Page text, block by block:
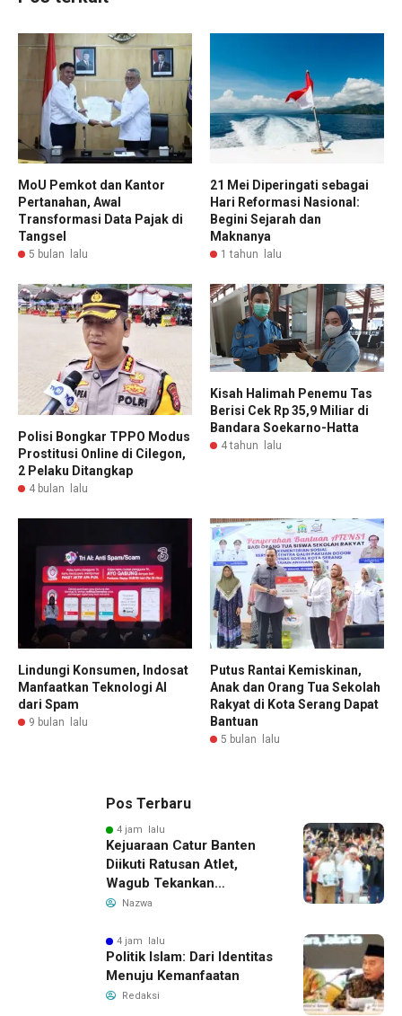
MoU Pemkot dan Kantor
Pertanahan, Awal
Transformasi Data Pajak di
Tangsel
5 bulan lalu
21 Mei Diperingati sebagai
Hari Reformasi Nasional:
Begini Sejarah dan
Maknanya
1 tahun lalu
Polisi Bongkar TPPO Modus
Prostitusi Online di Cilegon,
2 Pelaku Ditangkap
4 bulan lalu
Kisah Halimah Penemu Tas
Berisi Cek Rp 35,9 Miliar di
Bandara Soekarno-Hatta
4 tahun lalu
Lindungi Konsumen, Indosat
Manfaatkan Teknologi AI
dari Spam
9 bulan lalu
Putus Rantai Kemiskinan,
Anak dan Orang Tua Sekolah
Rakyat di Kota Serang Dapat
Bantuan
5 bulan lalu
Pos Terbaru
4 jam lalu
Kejuaraan Catur Banten
Diikuti Ratusan Atlet,
Wagub Tekankan
Pembinaan Dini
Nazwa
4 jam lalu
Politik Islam: Dari Identitas
Menuju Kemanfaatan
Redaksi